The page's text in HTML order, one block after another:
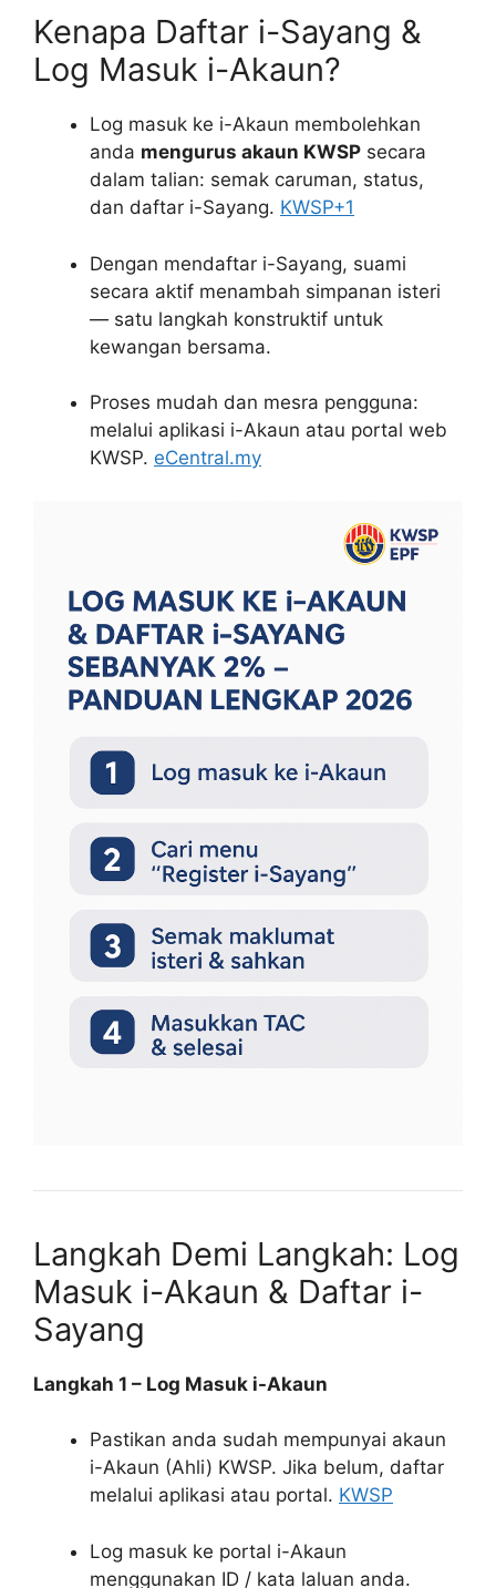
Kenapa Daftar i-Sayang &
Log Masuk i-Akaun?
Log masuk ke i-Akaun membolehkan
anda mengurus akaun KWSP secara
dalam talian: semak caruman, status,
dan daftar i-Sayang. KWSP+1
Dengan mendaftar i-Sayang, suami
secara aktif menambah simpanan isteri
— satu langkah konstruktif untuk
kewangan bersama.
Proses mudah dan mesra pengguna:
melalui aplikasi i-Akaun atau portal web
KWSP. eCentral.my
Langkah Demi Langkah: Log
Masuk i-Akaun & Daftar i-
Sayang
Langkah 1 – Log Masuk i-Akaun
Pastikan anda sudah mempunyai akaun
i-Akaun (Ahli) KWSP. Jika belum, daftar
melalui aplikasi atau portal. KWSP
Log masuk ke portal i-Akaun
menggunakan ID / kata laluan anda.